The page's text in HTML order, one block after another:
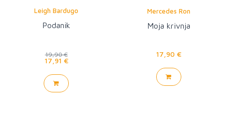
Leigh Bardugo
Podanik
19,90 €
17,91 €
Mercedes Ron
Moja krivnja
17,90 €